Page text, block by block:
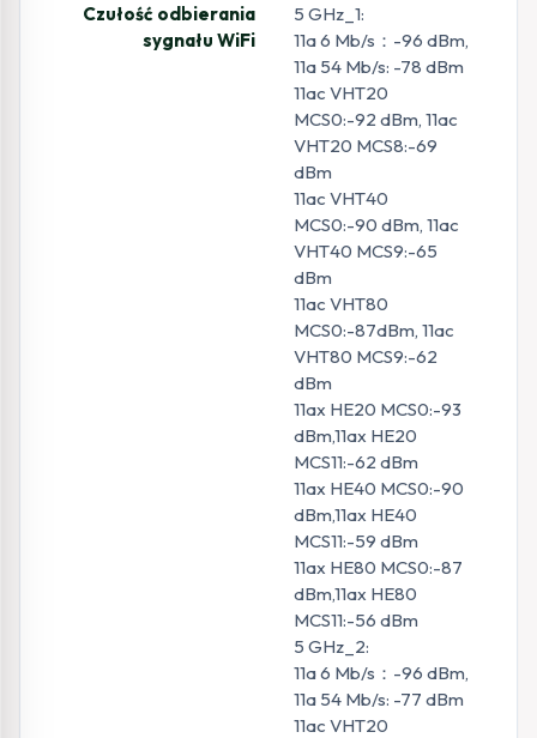
Czułość odbierania
sygnału WiFi
5 GHz_1:
11a 6 Mb/s：-96 dBm,
11a 54 Mb/s: -78 dBm
11ac VHT20
MCS0:-92 dBm, 11ac
VHT20 MCS8:-69
dBm
11ac VHT40
MCS0:-90 dBm, 11ac
VHT40 MCS9:-65
dBm
11ac VHT80
MCS0:-87dBm, 11ac
VHT80 MCS9:-62
dBm
11ax HE20 MCS0:-93
dBm,11ax HE20
MCS11:-62 dBm
11ax HE40 MCS0:-90
dBm,11ax HE40
MCS11:-59 dBm
11ax HE80 MCS0:-87
dBm,11ax HE80
MCS11:-56 dBm
5 GHz_2:
11a 6 Mb/s：-96 dBm,
11a 54 Mb/s: -77 dBm
11ac VHT20